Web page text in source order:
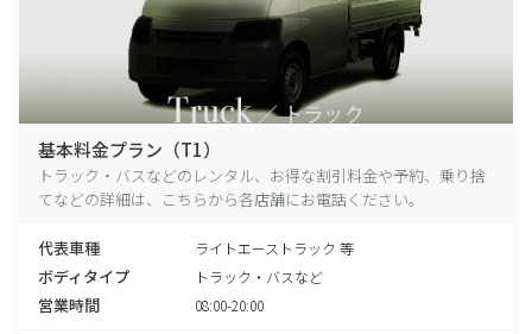
基本料金プラン（T1）
トラック・バスなどのレンタル、お得な割引料金や予約、乗り捨
てなどの詳細は、こちらから各店舗にお電話ください。
代表車種 ライトエーストラック 等
ボディタイプ トラック・バスなど
営業時間 08:00-20:00